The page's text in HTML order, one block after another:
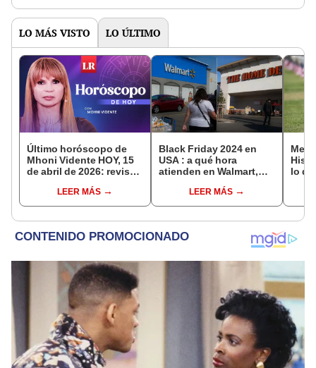
LO MÁS VISTO LO ÚLTIMO
Último horóscopo de
Mhoni Vidente HOY, 15
de abril de 2026: revisa
signo y entérate si te
espera un día
LEER MÁS
Black Friday 2024 en
USA : a qué hora
atienden en Walmart,
y más este 29 de
noviembre
LEER MÁS
lo